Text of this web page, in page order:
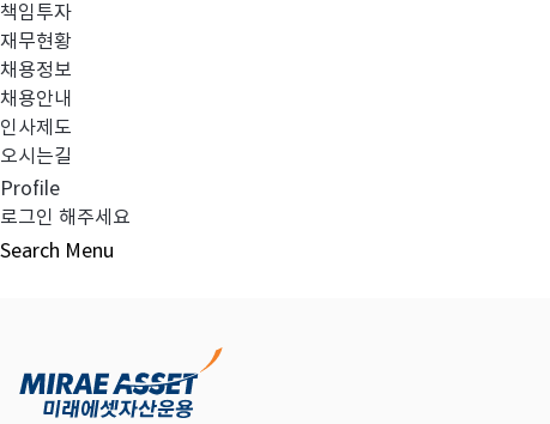
책임투자
재무현황
채용정보
채용안내
인사제도
오시는길
Profile
로그인 해주세요
Search Menu
목록보기